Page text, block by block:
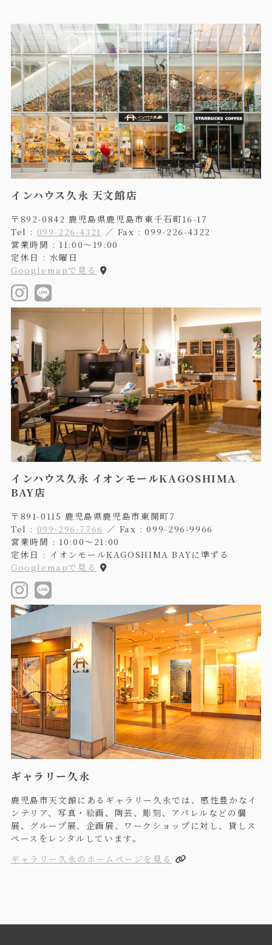
インハウス久永 天文館店
〒892-0842 鹿児島県鹿児島市東千石町16-17
Tel : 099-226-4321 ／ Fax : 099-226-4322
営業時間 : 11:00〜19:00
定休日 : 水曜日
Googlemapで見る
インハウス久永 イオンモールKAGOSHIMA
BAY店
〒891-0115 鹿児島県鹿児島市東開町7
Tel : 099-296-7766 ／ Fax : 099-296-9966
営業時間 : 10:00〜21:00
定休日 : イオンモールKAGOSHIMA BAYに準ずる
Googlemapで見る
ギャラリー久永
鹿児島市天文館にあるギャラリー久永では、感性豊かなイ
ンテリア、写真・絵画、陶芸、彫刻、アパレルなどの個
展、グループ展、企画展、ワークショップに対し、貸しス
ペースをレンタルしています。
ギャラリー久永のホームページを見る